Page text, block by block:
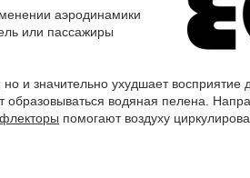
аэродинамики
или пассажиры
и значительно ухудшает восприятие
образовываться водяная пелена.
помогают воздуху